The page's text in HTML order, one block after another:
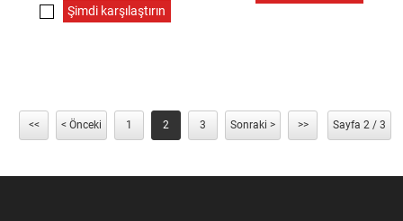
Şimdi karşılaştırın
<< < Önceki 1 2 3 Sonraki > >> Sayfa 2 / 3